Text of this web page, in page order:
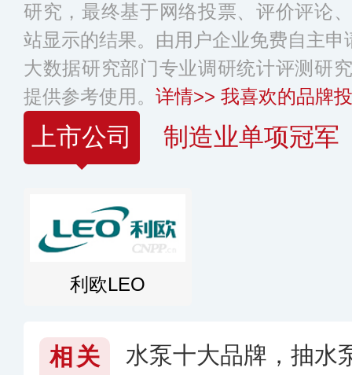
研究，最终基于网络投票、评价评论
站显示的结果。由用户企业免费自主
大数据研究部门专业调研统计评测研
提供参考使用。 详情>> 我喜欢的品牌
上市公司 制造业单项冠军
利欧LEO
相关
水泵十大品牌，抽水